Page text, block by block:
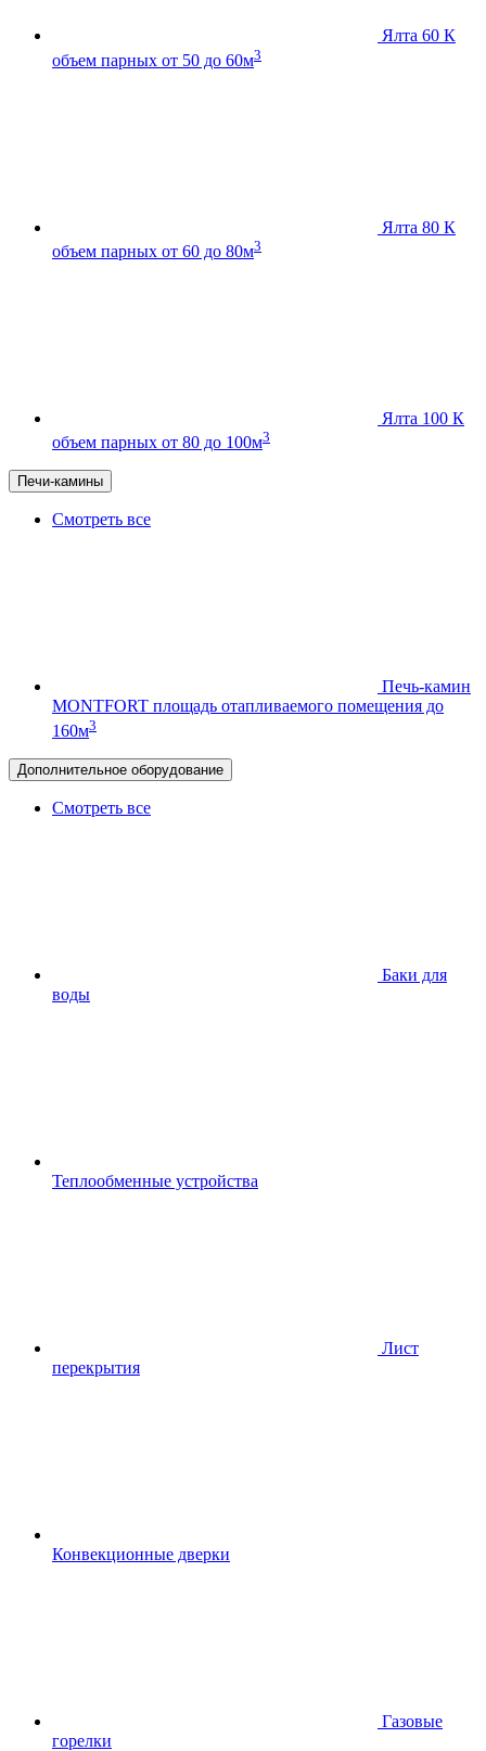
Ялта 60 К
объем парных от 50 до 60м3
Ялта 80 К
объем парных от 60 до 80м3
Ялта 100 К
объем парных от 80 до 100м3
Печи-камины
Смотреть все
Печь-камин
MONTFORT площадь отапливаемого помещения до
160м3
Дополнительное оборудование
Смотреть все
Баки для
воды
Теплообменные устройства
Лист
перекрытия
Конвекционные дверки
Газовые
горелки